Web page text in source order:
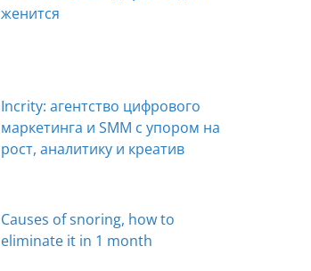
женится
Incrity: агентство цифрового
маркетинга и SMM с упором на
рост, аналитику и креатив
Causes of snoring, how to
eliminate it in 1 month